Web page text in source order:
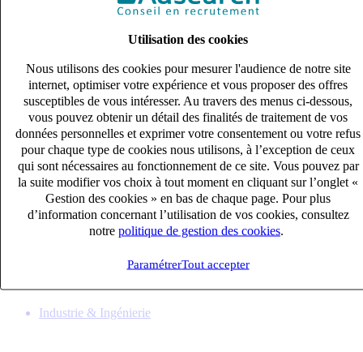
Utilisation des cookies
Nous utilisons des cookies pour mesurer l'audience de notre site
internet, optimiser votre expérience et vous proposer des offres
susceptibles de vous intéresser. Au travers des menus ci-dessous,
vous pouvez obtenir un détail des finalités de traitement de vos
données personnelles et exprimer votre consentement ou votre refus
pour chaque type de cookies nous utilisons, à l’exception de ceux
qui sont nécessaires au fonctionnement de ce site. Vous pouvez par
la suite modifier vos choix à tout moment en cliquant sur l’onglet «
Gestion des cookies » en bas de chaque page. Pour plus
d’information concernant l’utilisation de vos cookies, consultez
notre politique de gestion des cookies
ParamétrerTout accepter
Tourneur CN Expérimenté (H/F)
CDI
LES PENNES MIRABEAU, Bouches-du-Rhône (13170)
Industrie & Ingénierie